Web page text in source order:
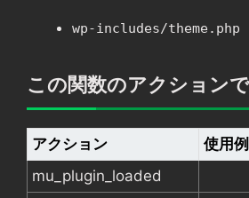
wp-includes/theme.php
この関数のアクション
アクション
使用例
mu_plugin_loaded